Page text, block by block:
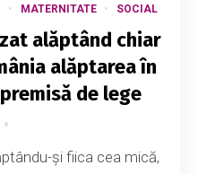
MATERNITATE SOCIAL
alăptând chiar
alăptarea în
de lege
și fiica cea mică,